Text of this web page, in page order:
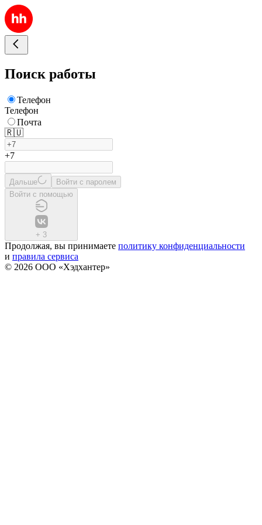
Поиск работы
Телефон
Телефон
Почта
🇷🇺
+7
Дальше
Войти с паролем
Войти с помощью
+ 3
Продолжая, вы принимаете политику конфиденциальности
и правила сервиса
© 2026 ООО «Хэдхантер»